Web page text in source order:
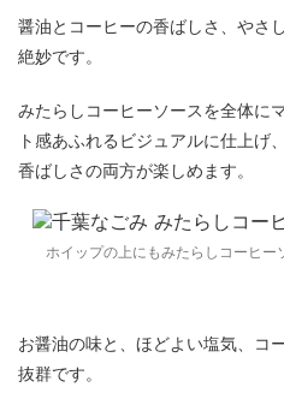
醤油とコーヒーの香ばしさ、やさ
絶妙です。
みたらしコーヒーソースを全体に
ト感あふれるビジュアルに仕上げ
香ばしさの両方が楽しめます。
ホイップの上にもみたらしコーヒー
お醤油の味と、ほどよい塩気、コ
抜群です。